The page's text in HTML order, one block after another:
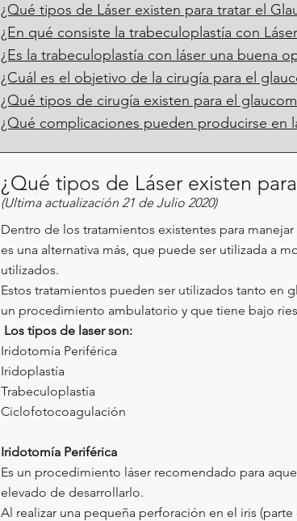
¿Qué tipos de Láser existen para tratar el
¿En qué consiste la trabeculoplastía con
¿Es la trabeculoplastía con láser una buena
¿Cuál es el objetivo de la cirugía para el
¿Qué tipos de cirugía existen para el
¿Qué complicaciones pueden producirse en
¿Qué tipos de Láser existen
(Ultima actualización 21 de Julio 2020)
Dentro de los tratamientos existentes para
es una alternativa más, que puede ser utilizada a
utilizados.
Estos tratamientos pueden ser utilizados tanto
un procedimiento ambulatorio y que tiene bajo
Los tipos de laser son:
Iridotomía Periférica
Iridoplastía
Trabeculoplastía
Ciclofotocoagulación
Iridotomía Periférica
Es un procedimiento láser recomendado para
elevado de desarrollarlo.
Al realizar una pequeña perforación en el iris